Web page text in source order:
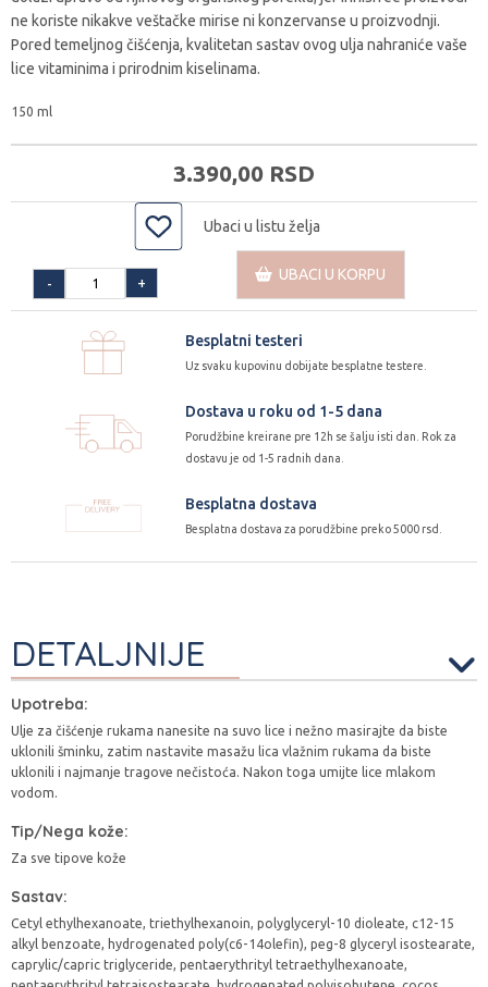
ne koriste nikakve veštačke mirise ni konzervanse u proizvodnji.
Pored temeljnog čišćenja, kvalitetan sastav ovog ulja nahraniće vaše
lice vitaminima i prirodnim kiselinama.
150 ml
3.390,00 RSD
+
-
Ubaci u listu želja
UBACI U KORPU
Besplatni testeri
Uz svaku kupovinu dobijate besplatne testere.
Dostava u roku od 1-5 dana
Porudžbine kreirane pre 12h se šalju isti dan. Rok za
dostavu je od 1-5 radnih dana.
Besplatna dostava
Besplatna dostava za porudžbine preko 5000 rsd.
DETALJNIJE
Upotreba:
Ulje za čišćenje rukama nanesite na suvo lice i nežno masirajte da biste
uklonili šminku, zatim nastavite masažu lica vlažnim rukama da biste
uklonili i najmanje tragove nečistoća. Nakon toga umijte lice mlakom
vodom.
Tip/Nega kože:
Za sve tipove kože
Sastav:
Cetyl ethylhexanoate, triethylhexanoin, polyglyceryl-10 dioleate, c12-15
alkyl benzoate, hydrogenated poly(c6-14olefin), peg-8 glyceryl isostearate,
caprylic/capric triglyceride, pentaerythrityl tetraethylhexanoate,